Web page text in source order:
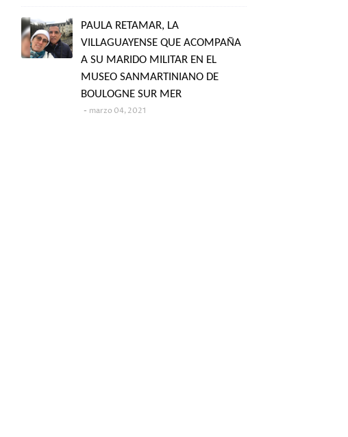
PAULA RETAMAR, LA
VILLAGUAYENSE QUE ACOMPAÑA
A SU MARIDO MILITAR EN EL
MUSEO SANMARTINIANO DE
BOULOGNE SUR MER
marzo 04, 2021